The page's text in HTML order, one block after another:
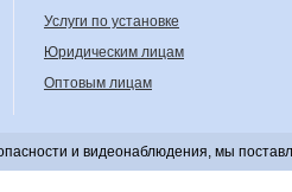
Услуги по установке
Юридическим лицам
Оптовым лицам
и видеонаблюдения, мы